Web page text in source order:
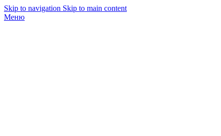
Skip to navigation Skip to main content
Меню